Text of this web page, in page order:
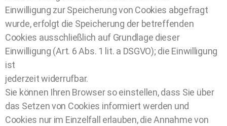
Einwilligung zur Speicherung von Cookies abgefragt
wurde, erfolgt die Speicherung der betreffenden
Cookies ausschließlich auf Grundlage dieser
Einwilligung (Art. 6 Abs. 1 lit. a DSGVO); die Einwilligung
ist
jederzeit widerrufbar.
Sie können Ihren Browser so einstellen, dass Sie über
das Setzen von Cookies informiert werden und
Cookies nur im Einzelfall erlauben, die Annahme von